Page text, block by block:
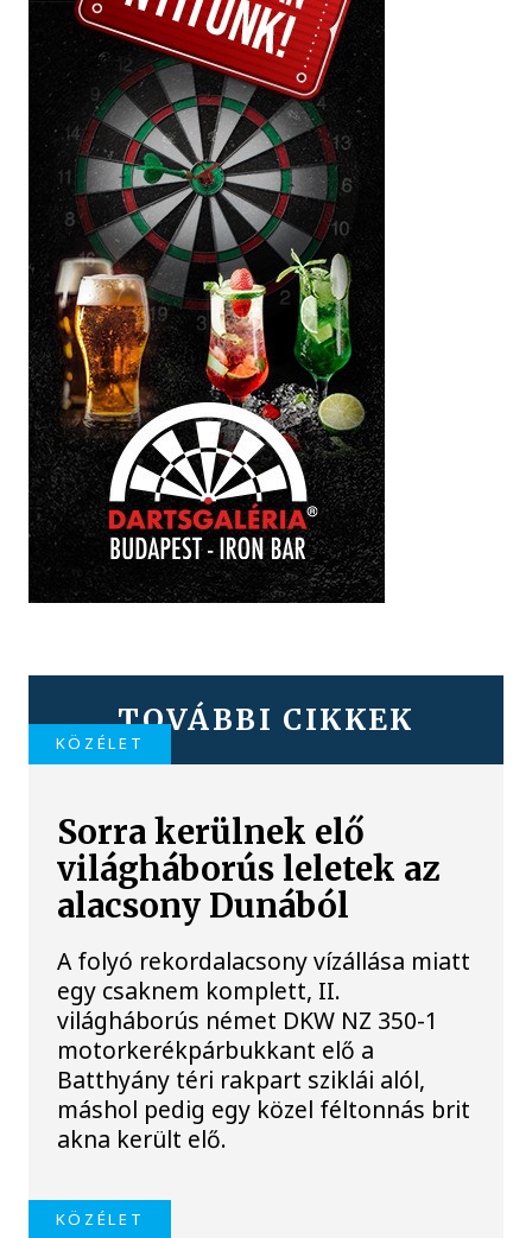
TOVÁBBI CIKKEK
KÖZÉLET
Sorra kerülnek elő
világháborús leletek az
alacsony Dunából
A folyó rekordalacsony vízállása miatt
egy csaknem komplett, II.
világháborús német DKW NZ 350-1
motorkerékpárbukkant elő a
Batthyány téri rakpart sziklái alól,
máshol pedig egy közel féltonnás brit
akna került elő.
KÖZÉLET